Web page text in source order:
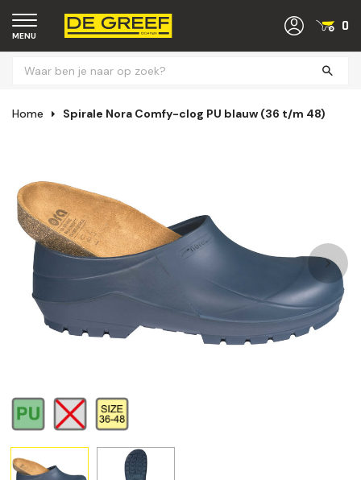
MENU
0
Home Spirale Nora Comfy-clog PU blauw (36 t/m 48)